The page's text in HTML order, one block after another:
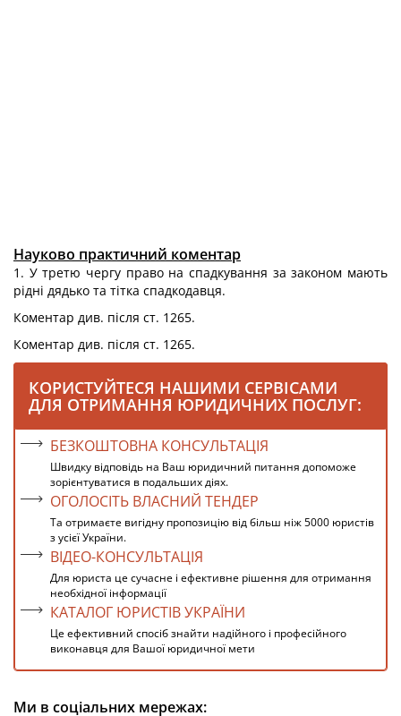
Науково практичний коментар
1. У третю чергу право на спадкування за законом мають
рідні дядько та тітка спадкодавця.
Коментар див. після ст. 1265.
Коментар див. після ст. 1265.
КОРИСТУЙТЕСЯ НАШИМИ СЕРВІСАМИ
ДЛЯ ОТРИМАННЯ ЮРИДИЧНИХ ПОСЛУГ:
БЕЗКОШТОВНА КОНСУЛЬТАЦІЯ
Швидку відповідь на Ваш юридичний питання допоможе
зорієнтуватися в подальших діях.
ОГОЛОСІТЬ ВЛАСНИЙ ТЕНДЕР
Та отримаєте вигідну пропозицію від більш ніж 5000 юристів
з усієї України.
ВІДЕО-КОНСУЛЬТАЦІЯ
Для юриста це сучасне і ефективне рішення для отримання
необхідної інформації
КАТАЛОГ ЮРИСТІВ УКРАЇНИ
Це ефективний спосіб знайти надійного і професійного
виконавця для Вашої юридичної мети
Ми в соціальних мережах: